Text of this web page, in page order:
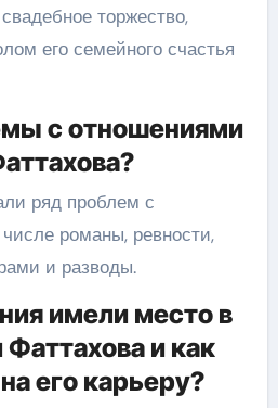
торжество,
его семейного счастья
с отношениями
ряд проблем с
романы, ревности,
и разводы.
имели место в
и как
его карьеру?